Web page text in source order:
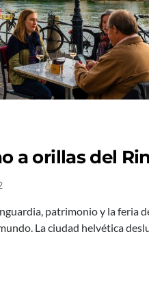
a orillas del
patrimonio y la feria
La ciudad helvética